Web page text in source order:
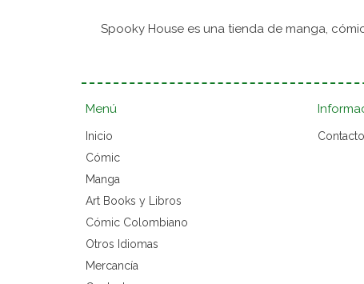
Spooky House es una tienda de manga,
Menú
Inicio
Cómic
Manga
Art Books y Libros
Cómic Colombiano
Otros Idiomas
Mercancía
Contacto